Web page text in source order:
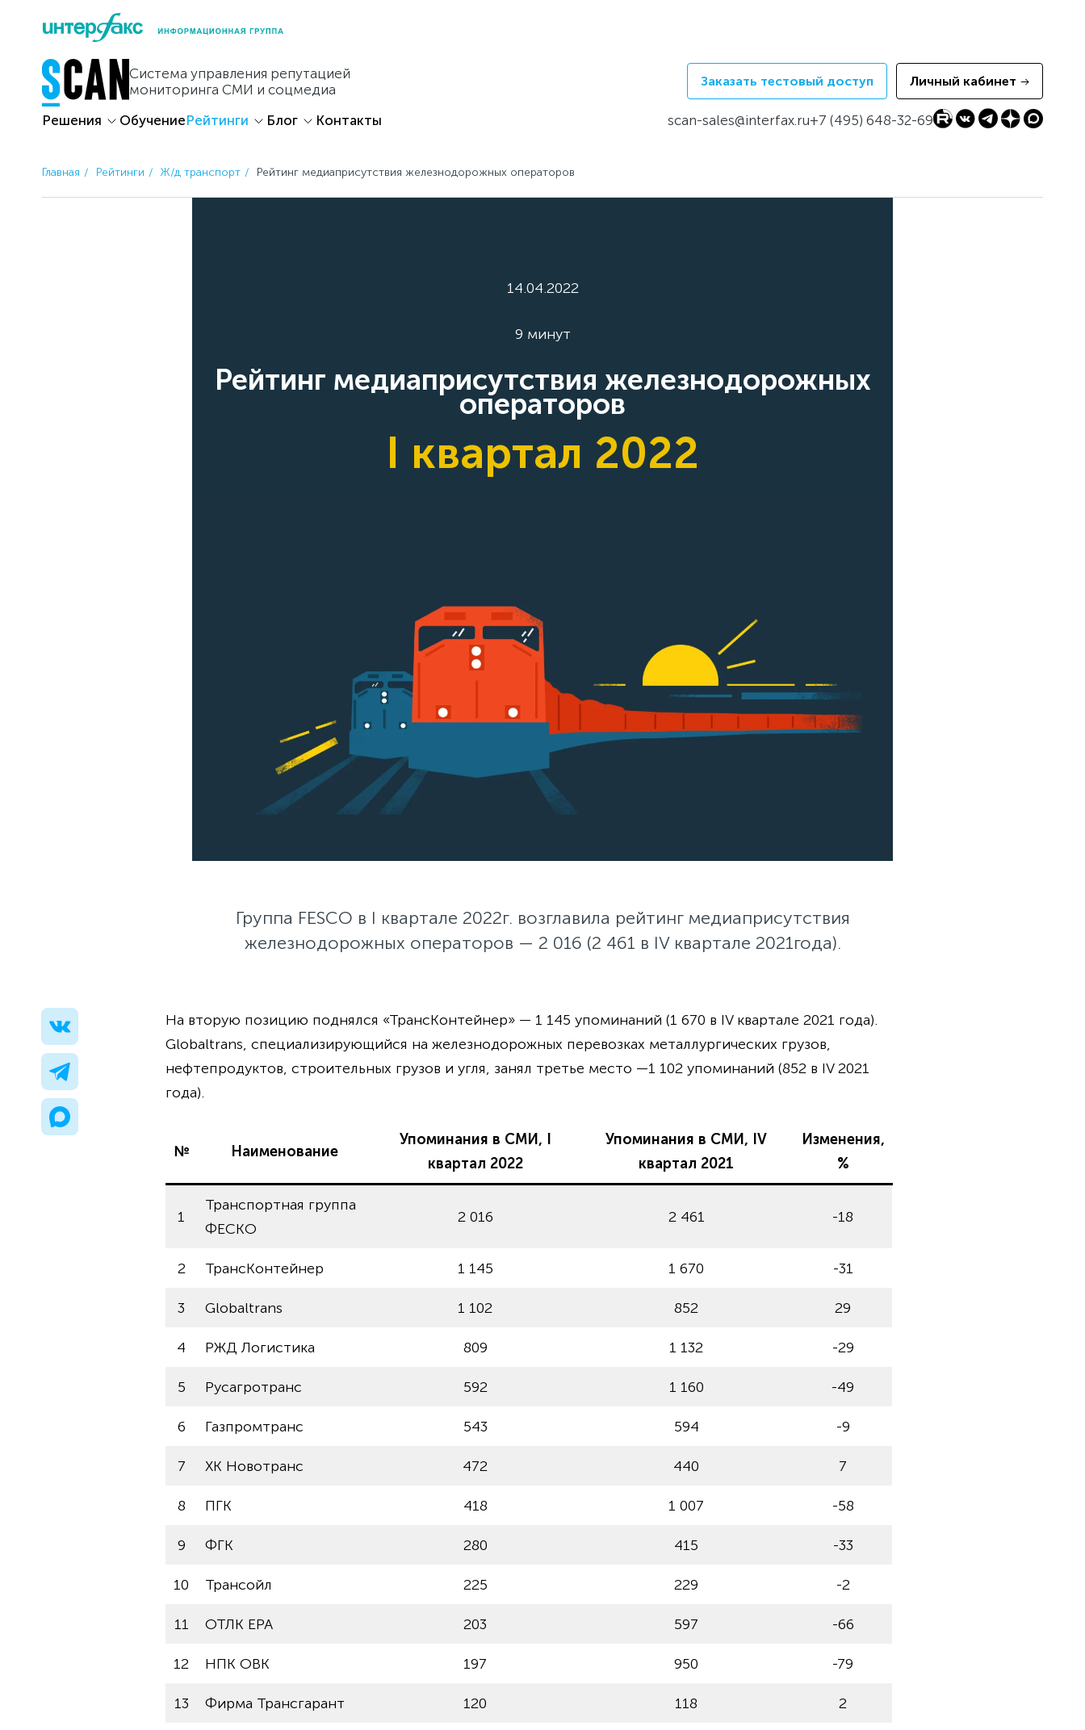
content
Система управления репутацией
мониторинга СМИ и соцмедиа
Заказать тестовый доступ Личный кабинет
Решения ОбучениеРейтинги Блог Контакты scan-sales@interfax.ru+7 (495) 648-32-69
Главная Рейтинги Ж/д транспорт Рейтинг медиаприсутствия железнодорожных операторов
14.04.2022
9 минут
Рейтинг медиаприсутствия железнодорожных
операторов
I квартал 2022
Группа FESCO в I квартале 2022г. возглавила рейтинг медиаприсутствия
железнодорожных операторов — 2 016 (2 461 в IV квартале 2021года).
На вторую позицию поднялся «ТрансКонтейнер» — 1 145 упоминаний (1 670 в IV квартале 2021 года).
Globaltrans, специализирующийся на железнодорожных перевозках металлургических грузов,
нефтепродуктов, строительных грузов и угля, занял третье место —1 102 упоминаний (852 в IV 2021
года).
№ Наименование
Упоминания в СМИ, I
квартал 2022
Упоминания в СМИ, IV
квартал 2021
Изменения,
%
1
Транспортная группа
ФЕСКО
2 016 2 461 -18
2 ТрансКонтейнер 1 145 1 670 -31
3 Globaltrans 1 102 852 29
4 РЖД Логистика 809 1 132 -29
5 Русагротранс 592 1 160 -49
6 Газпромтранс 543 594 -9
7 ХК Новотранс 472 440 7
8 ПГК 418 1 007 -58
9 ФГК 280 415 -33
10 Трансойл 225 229 -2
11 ОТЛК ЕРА 203 597 -66
12 НПК ОВК 197 950 -79
13 Фирма Трансгарант 120 118 2